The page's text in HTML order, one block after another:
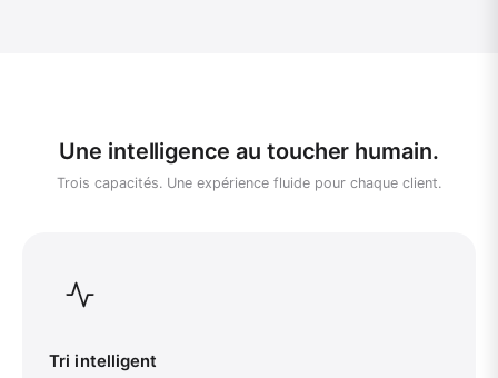
Une intelligence au toucher humain.
Trois capacités. Une expérience fluide pour chaque client.
Tri intelligent